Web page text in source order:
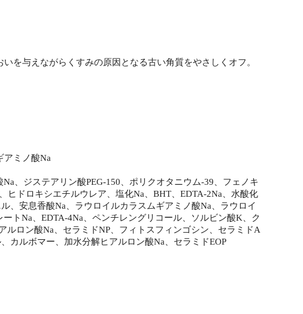
を与えながらくすみの原因となる古い角質をやさしくオフ。
アミノ酸Na
、ジステアリン酸PEG‐150、ポリクオタニウム-39、フェノキ
ヒドロキシエチルウレア、塩化Na、BHT、EDTA-2Na、水酸化
、安息香酸Na、ラウロイルカラスムギアミノ酸Na、ラウロイ
トNa、EDTA-4Na、ペンチレングリコール、ソルビン酸K、ク
ロン酸Na、セラミドNP、フィトスフィンゴシン、セラミドA
カルボマー、加水分解ヒアルロン酸Na、セラミドEOP